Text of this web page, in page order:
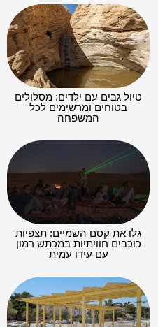
טיול גבים עם ילדים: מסלולים
בטוחים ומרשימים לכל
המשפחה
גלו את קסם השמיים: תצפיות
כוכבים חוויתיות במכתש רמון
עם עידו עמית